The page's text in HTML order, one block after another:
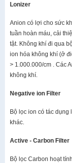
Lonizer
Anion có lợi cho sức
tuần hoàn máu, cải
tật. Không khí đi qua
ion hóa không khí (ở
> 1.000.000/cm . Các
không khí.
Negative ion Filter
Bộ lọc ion có tác dụng
khác.
Active - Carbon Filter
Bộ lọc Carbon hoạt